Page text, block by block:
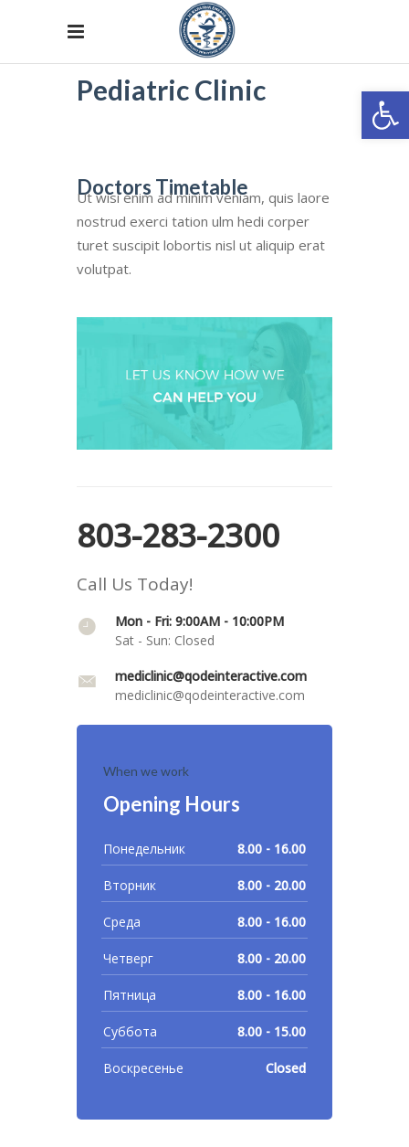
Pediatric Clinic
Doctors Timetable
Ut wisi enim ad minim veniam, quis laore
nostrud exerci tation ulm hedi corper
turet suscipit lobortis nisl ut aliquip erat
volutpat.
803-283-2300
Call Us Today!
Mon - Fri: 9:00AM - 10:00PM
Sat - Sun: Closed
mediclinic@qodeinteractive.com
mediclinic@qodeinteractive.com
When we work
Opening Hours
Понедельник 8.00 - 16.00
Вторник 8.00 - 20.00
Среда 8.00 - 16.00
Четверг 8.00 - 20.00
Пятница 8.00 - 16.00
Суббота 8.00 - 15.00
Воскресенье Closed